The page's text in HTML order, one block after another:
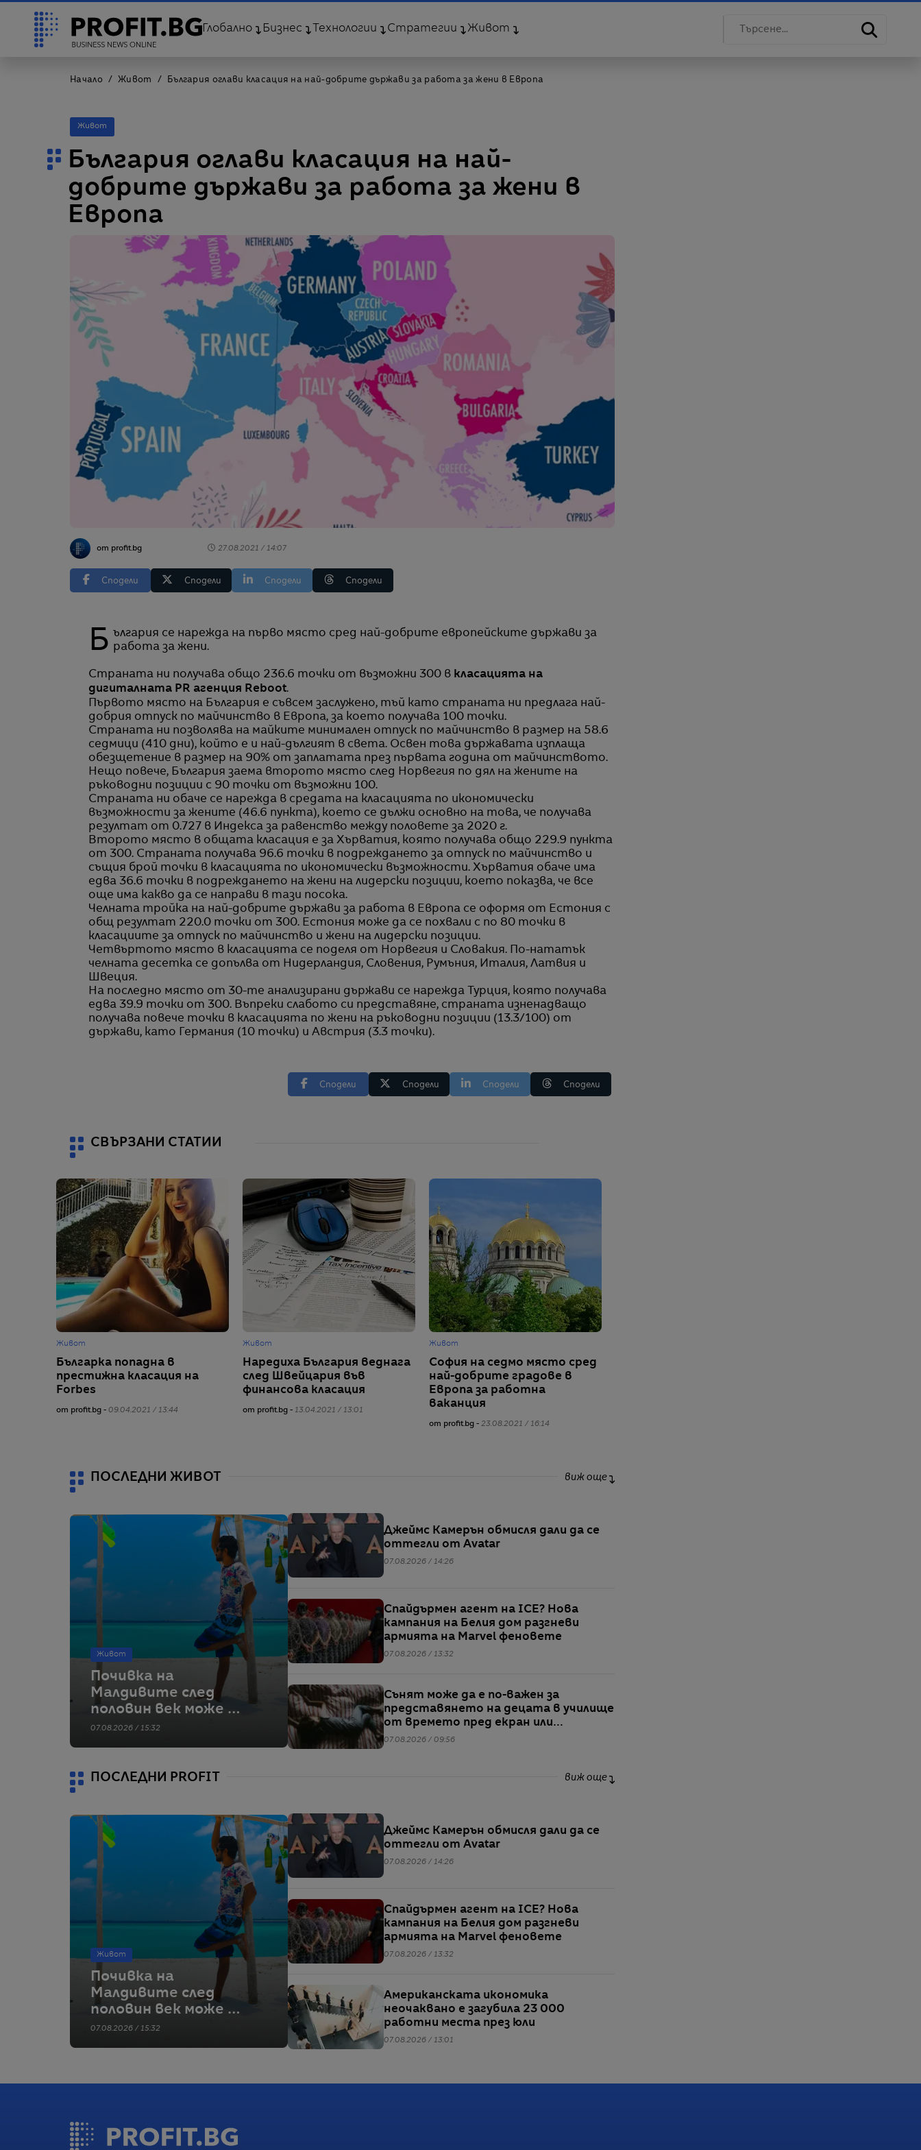
Глобално Бизнес Технологии Стратегии Живот
Начало Живот България оглави класация на най-добрите държави за работа за жени в Европа
Живот
България оглави класация на най-
добрите държави за работа за жени в
Европа
от profit.bg 27.08.2021 / 14:07
Сподели Сподели Сподели Сподели
България се нарежда на първо място сред най-добрите европейските държави за работа за жени.
Страната ни получава общо 236.6 точки от възможни 300 в класацията на
дигиталната PR агенция Reboot.
Първото място на България е съвсем заслужено, тъй като страната ни предлага най-
добрия отпуск по майчинство в Европа, за което получава 100 точки.
Страната ни позволява на майките минимален отпуск по майчинство в размер на 58.6
седмици (410 дни), който е и най-дългият в света. Освен това държавата изплаща
обезщетение в размер на 90% от заплатата през първата година от майчинството.
Нещо повече, България заема второто място след Норвегия по дял на жените на
ръководни позиции с 90 точки от възможни 100.
Страната ни обаче се нарежда в средата на класацията по икономически
възможности за жените (46.6 пункта), което се дължи основно на това, че получава
резултат от 0.727 в Индекса за равенство между половете за 2020 г.
Второто място в общата класация е за Хърватия, която получава общо 229.9 пункта
от 300. Страната получава 96.6 точки в подреждането за отпуск по майчинство и
същия брой точки в класацията по икономически възможности. Хърватия обаче има
едва 36.6 точки в подреждането на жени на лидерски позиции, което показва, че все
още има какво да се направи в тази посока.
Челната тройка на най-добрите държави за работа в Европа се оформя от Естония с
общ резултат 220.0 точки от 300. Естония може да се похвали с по 80 точки в
класациите за отпуск по майчинство и жени на лидерски позиции.
Четвъртото място в класацията се поделя от Норвегия и Словакия. По-нататък
челната десетка се допълва от Нидерландия, Словения, Румъния, Италия, Латвия и
Швеция.
На последно място от 30-те анализирани държави се нарежда Турция, която получава
едва 39.9 точки от 300. Въпреки слабото си представяне, страната изненадващо
получава повече точки в класацията по жени на ръководни позиции (13.3/100) от
държави, като Германия (10 точки) и Австрия (3.3 точки).
Сподели Сподели Сподели Сподели
СВЪРЗАНИ СТАТИИ
Живот
Българка попадна в
престижна класация на
Forbes
от profit.bg - 09.04.2021 / 13:44
Живот
Наредиха България веднага
след Швейцария във
финансова класация
от profit.bg - 13.04.2021 / 13:01
Живот
София на седмо място сред
най-добрите градове в
Европа за работна
ваканция
от profit.bg - 23.08.2021 / 16:14
ПОСЛЕДНИ ЖИВОТ виж още
Живот
Почивка на
Малдивите след
половин век може да
е туристически
07.08.2026 / 15:32
Джеймс Камерън обмисля дали да се
оттегли от Avatar
07.08.2026 / 14:26
Спайдърмен агент на ICE? Нова
кампания на Белия дом разгневи
армията на Marvel феновете
07.08.2026 / 13:32
Сънят може да е по-важен за
представянето на децата в училище
от времето пред екран или
храненето, сочи проучване
07.08.2026 / 09:56
ПОСЛЕДНИ PROFIT виж още
Живот
Почивка на
Малдивите след
половин век може да
е туристически
07.08.2026 / 15:32
Джеймс Камерън обмисля дали да се
оттегли от Avatar
07.08.2026 / 14:26
Спайдърмен агент на ICE? Нова
кампания на Белия дом разгневи
армията на Marvel феновете
07.08.2026 / 13:32
Американската икономика
неочаквано е загубила 23 000
работни места през юли
07.08.2026 / 13:01